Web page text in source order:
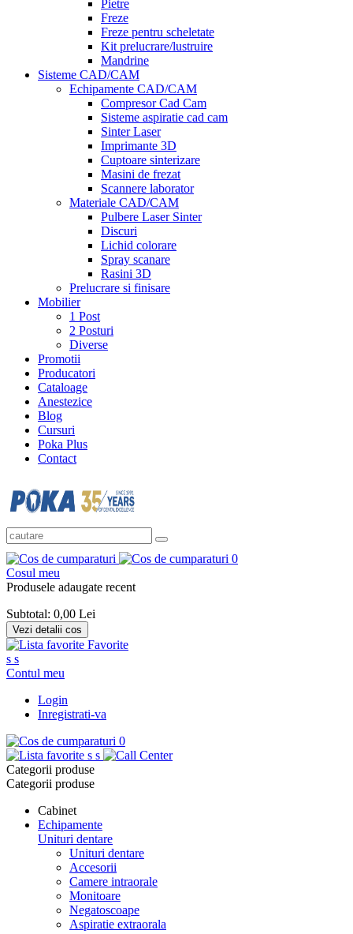
Pietre
Freze
Freze pentru scheletate
Kit prelucrare/lustruire
Mandrine
Sisteme CAD/CAM
Echipamente CAD/CAM
Compresor Cad Cam
Sisteme aspiratie cad cam
Sinter Laser
Imprimante 3D
Cuptoare sinterizare
Masini de frezat
Scannere laborator
Materiale CAD/CAM
Pulbere Laser Sinter
Discuri
Lichid colorare
Spray scanare
Rasini 3D
Prelucrare si finisare
Mobilier
1 Post
2 Posturi
Diverse
Promotii
Producatori
Cataloage
Anestezice
Blog
Cursuri
Poka Plus
Contact
0
Cosul meu
Produsele adaugate recent
Subtotal: 0,00 Lei
Vezi detalii cos
Favorite
s s
Contul meu
Login
Inregistrati-va
0
s s
Categorii produse
Categorii produse
Cabinet
Echipamente
Unituri dentare
Unituri dentare
Accesorii
Camere intraorale
Monitoare
Negatoscoape
Aspiratie extraorala